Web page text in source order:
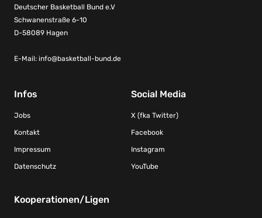
Deutscher Basketball Bund e.V
Schwanenstraße 6-10
D-58089 Hagen
E-Mail: info@basketball-bund.de
Infos
Jobs
Kontakt
Impressum
Datenschutz
Social Media
X (fka Twitter)
Facebook
Instagram
YouTube
Kooperationen/Ligen